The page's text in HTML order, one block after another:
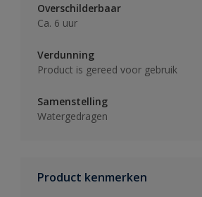
Overschilderbaar
Ca. 6 uur
Verdunning
Product is gereed voor gebruik
Samenstelling
Watergedragen
Product kenmerken